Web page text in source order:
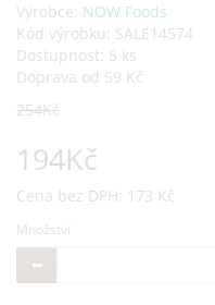
Výrobce: NOW Foods
Kód výrobku: SALE14574
Dostupnost: 5 ks
Doprava od 59 Kč
254Kč
194Kč
Cena bez DPH: 173 Kč
Množství